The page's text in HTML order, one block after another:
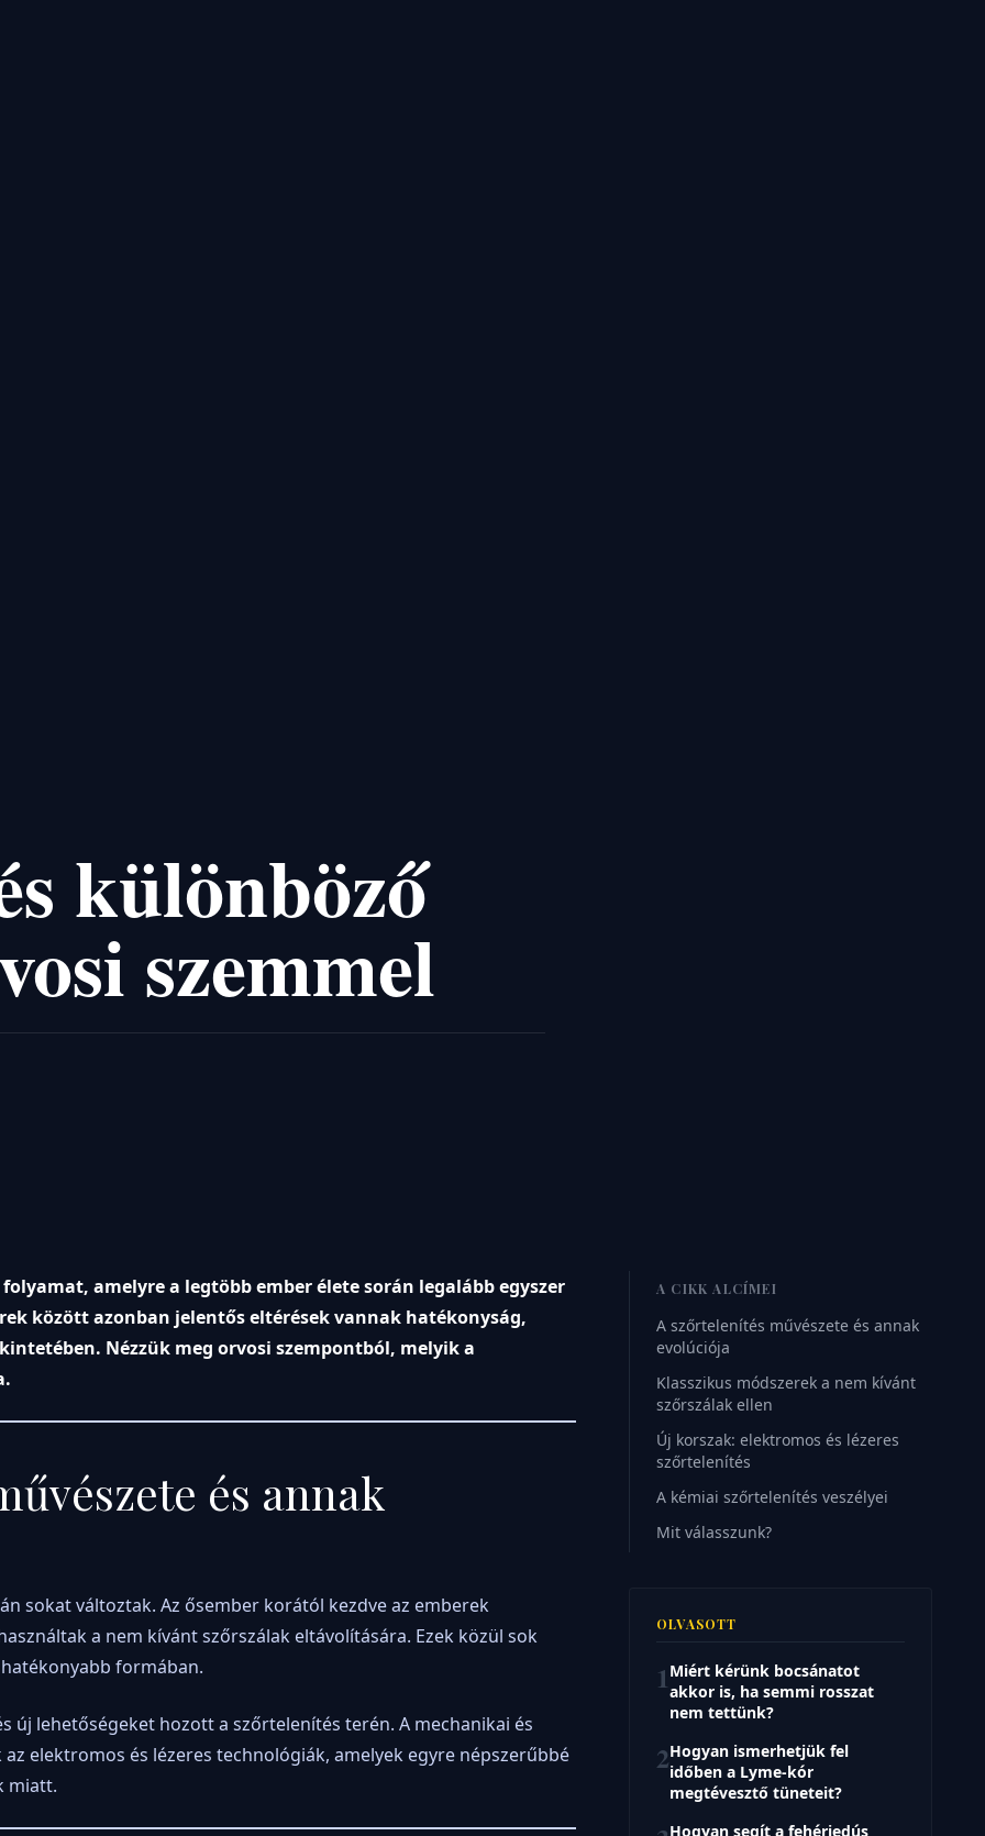
különböző
szemmel
amelyre a legtöbb ember élete során legalább egyszer
között azonban jelentős eltérések vannak hatékonyság,
Nézzük meg orvosi szempontból, melyik a
és annak
sokat változtak. Az ősember korától kezdve az emberek
a nem kívánt szőrszálak eltávolítására. Ezek közül sok
formában.
új lehetőségeket hozott a szőrtelenítés terén. A mechanikai és
elektromos és lézeres technológiák, amelyek egyre népszerűbbé
miatt.
A CIKK ALCÍMEI
A szőrtelenítés művészete és annak
evolúciója
Klasszikus módszerek a nem kívánt
szőrszálak ellen
Új korszak: elektromos és lézeres
szőrtelenítés
A kémiai szőrtelenítés veszélyei
Mit válasszunk?
OLVASOTT
1Miért kérünk bocsánatot
akkor is, ha semmi rosszat
nem tettünk?
2Hogyan ismerhetjük fel
időben a Lyme-kór
megtévesztő tüneteit?
Hogyan segít a fehérjedús